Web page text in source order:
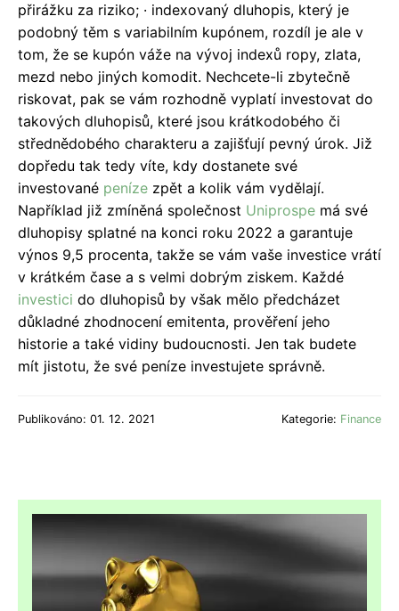
přirážku za riziko; · indexovaný dluhopis, který je
podobný těm s variabilním kupónem, rozdíl je ale v
tom, že se kupón váže na vývoj indexů ropy, zlata,
mezd nebo jiných komodit. Nechcete-li zbytečně
riskovat, pak se vám rozhodně vyplatí investovat do
takových dluhopisů, které jsou krátkodobého či
střednědobého charakteru a zajišťují pevný úrok. Již
dopředu tak tedy víte, kdy dostanete své
investované peníze zpět a kolik vám vydělají.
Například již zmíněná společnost Uniprospe má své
dluhopisy splatné na konci roku 2022 a garantuje
výnos 9,5 procenta, takže se vám vaše investice vrátí
v krátkém čase a s velmi dobrým ziskem. Každé
investici do dluhopisů by však mělo předcházet
důkladné zhodnocení emitenta, prověření jeho
historie a také vidiny budoucnosti. Jen tak budete
mít jistotu, že své peníze investujete správně.
Publikováno: 01. 12. 2021 Kategorie: Finance